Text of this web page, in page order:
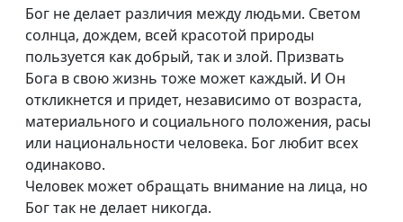
Честные отношения с
Богом (зима)
Алексей Дедов,
священнослужитель
Честные отношения с
Богом (весна)
Алексей Дедов,
священнослужитель
#177
Что дает мне Бог?
(осень)
Алексей Дедов,
#176
Что дает мне Бог?
Алексей Дедов,
Бог не делает различия между людьми. Светом
солнца, дождем, всей красотой природы
пользуется как добрый, так и злой. Призвать
Бога в свою жизнь тоже может каждый. И Он
откликнется и придет, независимо от возраста,
материального и социального положения, расы
или национальности человека. Бог любит всех
одинаково.
Человек может обращать внимание на лица, но
Бог так не делает никогда.